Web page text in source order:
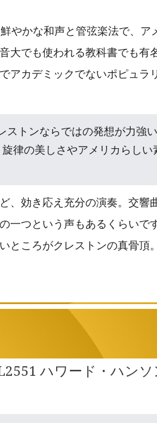
やかな和声と管弦楽法で、
大でも使われる教科書でも
カデミックでないポピュラ
トンならではの発想が力強
律の美しさやアメリカらし
、効き応え充分の演奏。交
一つという声もあるくらい
ころがクレストンの真骨頂
ハワード・ハン